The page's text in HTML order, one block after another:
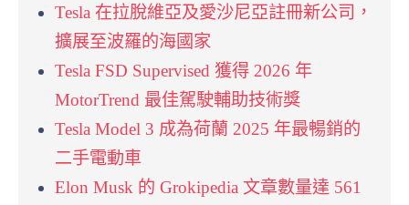
Tesla 在拉脫維亞及愛沙尼亞註冊新公司，
擴展至波羅的海國家
Tesla FSD Supervised 獲得 2026 年
MotorTrend 最佳駕駛輔助技術獎
Tesla Model 3 成為荷蘭 2025 年最暢銷的
二手電動車
Elon Musk 的 Grokipedia 文章數量達 561